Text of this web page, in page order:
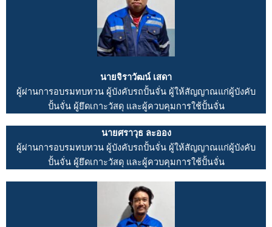
นายจิราวัฒน์ เสดา
ผู้ผ่านการอบรมทบทวน ผู้บังคับรถปั้นจั่น ผู้ให้สัญญาณแก่ผู้บังคับ
ปั้นจั่น ผู้ยึดเกาะวัสดุ และผู้ควบคุมการใช้ปั้นจั่น
นายศราวุธ ละออง
ผู้ผ่านการอบรมทบทวน ผู้บังคับรถปั้นจั่น ผู้ให้สัญญาณแก่ผู้บังคับ
ปั้นจั่น ผู้ยึดเกาะวัสดุ และผู้ควบคุมการใช้ปั้นจั่น